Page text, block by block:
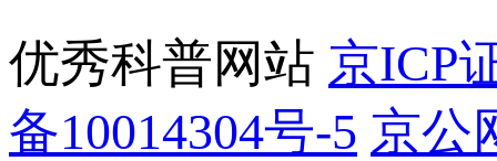
优秀科普网站 京ICP
备10014304号-5 京公